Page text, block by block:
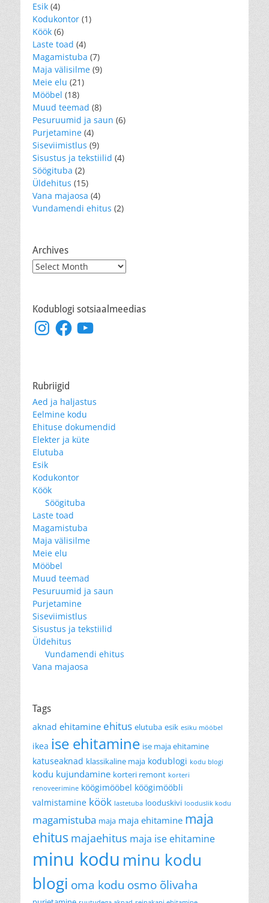
Esik (4)
Kodukontor (1)
Köök (6)
Laste toad (4)
Magamistuba (7)
Maja välisilme (9)
Meie elu (21)
Mööbel (18)
Muud teemad (8)
Pesuruumid ja saun (6)
Purjetamine (4)
Siseviimistlus (9)
Sisustus ja tekstiilid (4)
Söögituba (2)
Üldehitus (15)
Vana majaosa (4)
Vundamendi ehitus (2)
Archives
Archives
Kodublogi sotsiaalmeedias
InstagramFacebookYouTube
Rubriigid
Aed ja haljastus
Eelmine kodu
Ehituse dokumendid
Elekter ja küte
Elutuba
Esik
Kodukontor
Köök
Söögituba
Laste toad
Magamistuba
Maja välisilme
Meie elu
Mööbel
Muud teemad
Pesuruumid ja saun
Purjetamine
Siseviimistlus
Sisustus ja tekstiilid
Üldehitus
Vundamendi ehitus
Vana majaosa
Tags
aknad ehitamine ehitus elutuba esik esiku mööbel
ikea ise ehitamine ise maja ehitamine
katuseaknad klassikaline maja kodublogi kodu blogi
kodu kujundamine korteri remont korteri
renoveerimine köögimööbel köögimööbli
valmistamine köök lastetuba looduskivi looduslik kodu
magamistuba maja maja ehitamine maja
ehitus majaehitus maja ise ehitamine
minu kodu minu kodu
blogi oma kodu osmo õlivaha